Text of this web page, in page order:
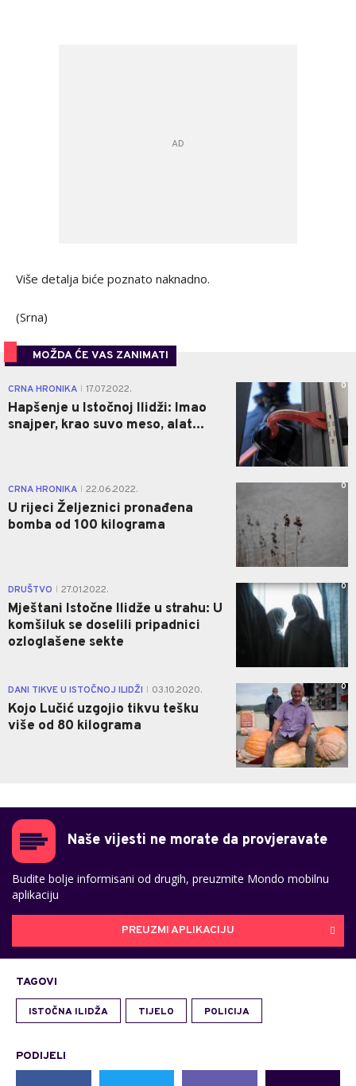
Više detalja biće poznato naknadno.
(Srna)
MOŽDA ĆE VAS ZANIMATI
CRNA HRONIKA 17.07.2022.
Hapšenje u Istočnoj Ilidži: Imao
snajper, krao suvo meso, alat...
0
CRNA HRONIKA 22.06.2022.
U rijeci Željeznici pronađena
bomba od 100 kilograma
0
DRUŠTVO 27.01.2022.
Mještani Istočne Ilidže u strahu: U
komšiluk se doselili pripadnici
ozloglašene sekte
0
DANI TIKVE U ISTOČNOJ ILIDŽI 03.10.2020.
Kojo Lučić uzgojio tikvu tešku
više od 80 kilograma
0
Naše vijesti ne morate da provjeravate
Budite bolje informisani od drugih, preuzmite Mondo mobilnu
aplikaciju
PREUZMI APLIKACIJU
TAGOVI
ISTOČNA ILIDŽA TIJELO POLICIJA
PODIJELI